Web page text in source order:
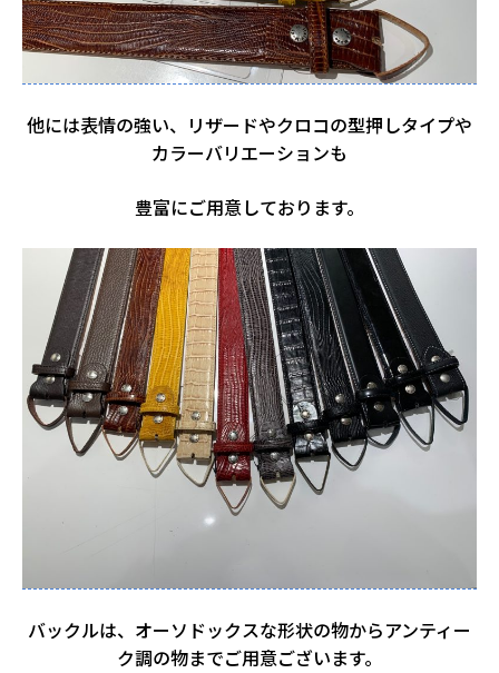
他には表情の強い、リザードやクロコの型押しタイプや
カラーバリエーションも
豊富にご用意しております。
バックルは、オーソドックスな形状の物からアンティー
ク調の物までご用意ございます。